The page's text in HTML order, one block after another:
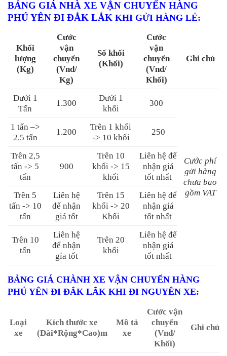
BẢNG GIÁ NHÀ XE VẬN CHUYỂN HÀNG
PHÚ YÊN ĐI ĐẮK LẮK KHI GỬI HÀNG LẺ:
Khối
lượng
(Kg)
Cước
vận
chuyển
(Vnđ/
Kg)
Số khối
(Khối)
Cước
vận
chuyển
(Vnđ/
Khối)
Ghi chú
Dưới 1
Tấn
1.300
Dưới 1
khối
300
Cước phí
gửi hàng
chưa bao
gồm VAT
1 tấn –>
2.5 tấn
1.200
Trên 1 khối
-> 10 khối
250
Trên 2,5
tấn -> 5
tấn
900
Trên 10
khối -> 15
khối
Liên hệ để
nhận giá
tốt nhất
Trên 5
tấn -> 10
tấn
Liên hệ
để nhận
giá tốt
Trên 15
khối -> 20
Khối
Liên hệ để
nhận giá
tốt nhất
Trên 10
tấn
Liên hệ
để nhận
gía tốt
Trên 20
khối
Liên hệ để
nhận giá
tốt nhất
BẢNG GIÁ CHÀNH XE VẬN CHUYỂN HÀNG
PHÚ YÊN ĐI ĐẮK LẮK KHI ĐI NGUYÊN XE:
Loại
xe
Kích thước xe
(Dài*Rộng*Cao)m
Mô tả
xe
Cước vận
chuyển
(Vnđ/
Khối)
Ghi chú